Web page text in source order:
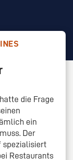
die Frage
ein
Der
spezialisiert
Restaurants